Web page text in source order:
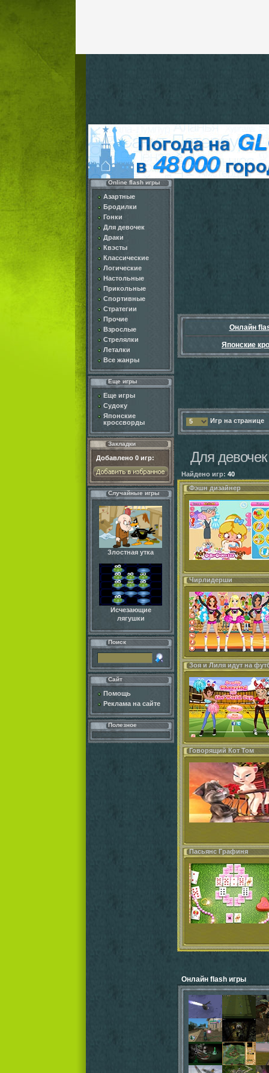
Online flash игры
Азартные
Бродилки
Гонки
Для девочек
Драки
Квэсты
Классические
Логические
Настольные
Прикольные
Спортивные
Стратегии
Прочие
Взрослые
Стрелялки
Леталки
Все жанры
Еще игры
Еще игры
Судоку
Японские
кроссворды
Закладки
Добавлено 0 игр:
Случайные игры
Злостная утка
Исчезающие
лягушки
Поиск
Сайт
Помощь
Реклама на сайте
Полезное
Онлайн
Японские
5 Игр на странице
Для
Найдено игр: 40
Фэшн дизайнер
Чирлидерши
Зоя и Лиля идут на
Говорящий Кот Том
Пасьянс Графиня
Онлайн flash игры